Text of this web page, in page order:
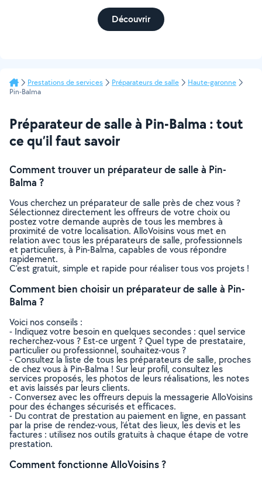
Découvrir
Prestations de services Préparateurs de salle
Haute-garonne
Pin-Balma
Préparateur de salle à Pin-Balma : tout
ce qu’il faut savoir
Comment trouver un préparateur de salle à Pin-
Balma ?
Vous cherchez un préparateur de salle près de chez vous ?
Sélectionnez directement les offreurs de votre choix ou
postez votre demande auprès de tous les membres à
proximité de votre localisation. AlloVoisins vous met en
relation avec tous les préparateurs de salle, professionnels
et particuliers, à Pin-Balma, capables de vous répondre
rapidement.
C’est gratuit, simple et rapide pour réaliser tous vos projets !
Comment bien choisir un préparateur de salle à Pin-
Balma ?
Voici nos conseils :
- Indiquez votre besoin en quelques secondes : quel service
recherchez-vous ? Est-ce urgent ? Quel type de prestataire,
particulier ou professionnel, souhaitez-vous ?
- Consultez la liste de tous les préparateurs de salle, proches
de chez vous à Pin-Balma ! Sur leur profil, consultez les
services proposés, les photos de leurs réalisations, les notes
et avis laissés par leurs clients.
- Conversez avec les offreurs depuis la messagerie AlloVoisins
pour des échanges sécurisés et efficaces.
- Du contrat de prestation au paiement en ligne, en passant
par la prise de rendez-vous, l’état des lieux, les devis et les
factures : utilisez nos outils gratuits à chaque étape de votre
prestation.
Comment fonctionne AlloVoisins ?